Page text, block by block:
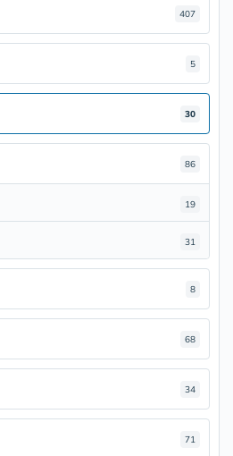
407
5
30
86
19
31
8
68
34
71